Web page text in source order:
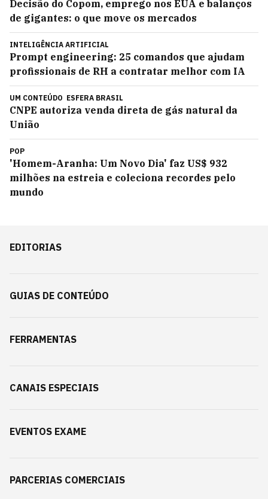
Decisão do Copom, emprego nos EUA e balanços
de gigantes: o que move os mercados
INTELIGÊNCIA ARTIFICIAL
Prompt engineering: 25 comandos que ajudam
profissionais de RH a contratar melhor com IA
UM CONTEÚDO ESFERA BRASIL
CNPE autoriza venda direta de gás natural da
União
POP
'Homem-Aranha: Um Novo Dia' faz US$ 932
milhões na estreia e coleciona recordes pelo
mundo
EDITORIAS
GUIAS DE CONTEÚDO
FERRAMENTAS
CANAIS ESPECIAIS
EVENTOS EXAME
PARCERIAS COMERCIAIS